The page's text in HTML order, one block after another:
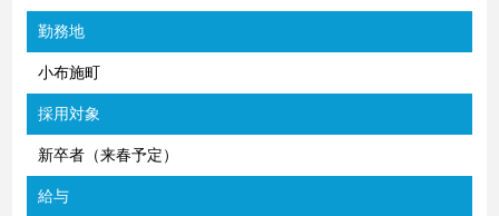
勤務地
小布施町
採用対象
新卒者（来春予定）
給与